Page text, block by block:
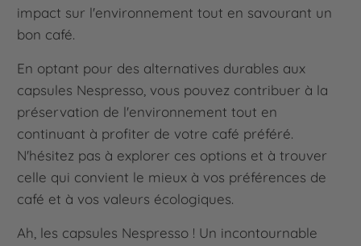
impact sur l'environnement tout en savourant un
bon café.
En optant pour des alternatives durables aux
capsules Nespresso, vous pouvez contribuer à la
préservation de l'environnement tout en
continuant à profiter de votre café préféré.
N'hésitez pas à explorer ces options et à trouver
celle qui convient le mieux à vos préférences de
café et à vos valeurs écologiques.
Ah, les capsules Nespresso ! Un incontournable